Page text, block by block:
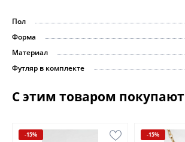
Пол
Форма
Материал
Футляр в комплекте
С этим товаром покупают
-15% -15%